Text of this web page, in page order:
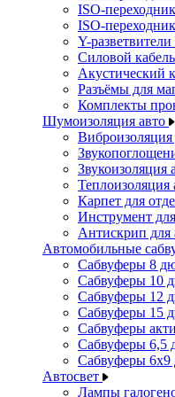
ISO-
ISO-
Y-
Силовой кабель
Акустический
Разъёмы для
Комплекты
Шумоизоляция авто
Виброизоляция
Звукоизоляция
Теплоизоляция
Карпет для
Инструмент
Антискрип для
Автомобильные
Сабвуферы 8
Сабвуферы 10
Сабвуферы 12
Сабвуферы 15
Сабвуферы
Сабвуферы 6,5
Сабвуферы
Автосвет
Лампы